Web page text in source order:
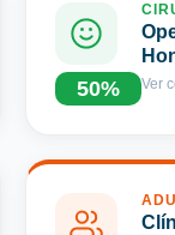
50% Ver